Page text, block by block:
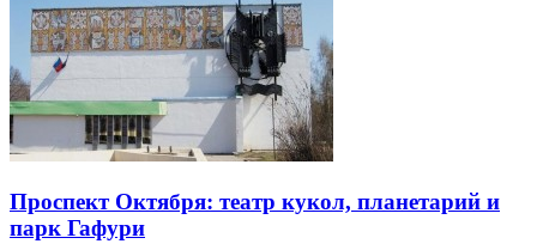
Проспект Октября: театр кукол, планетарий и
парк Гафури